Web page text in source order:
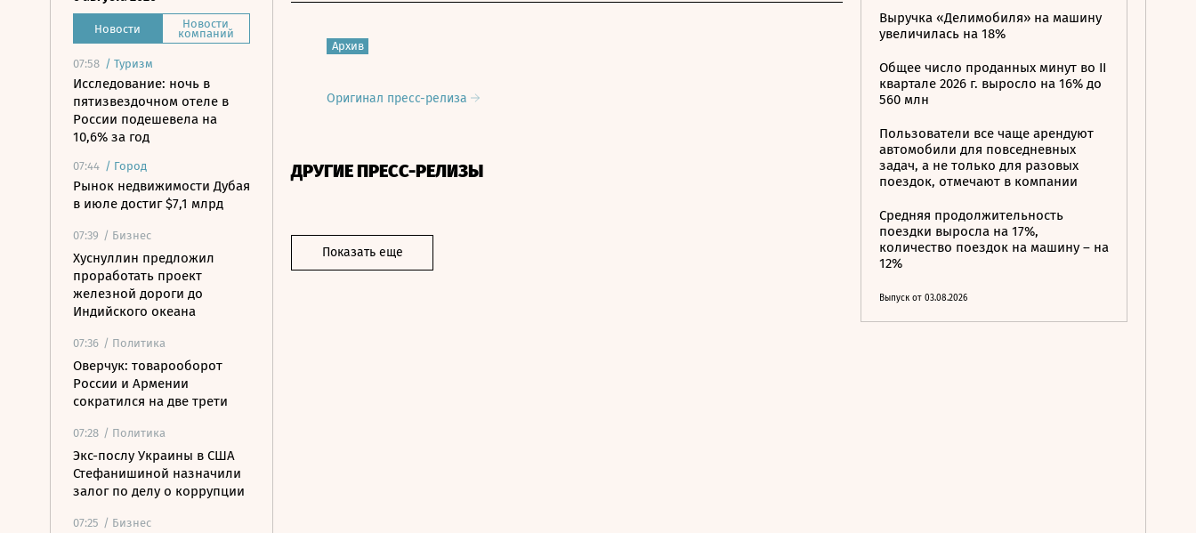
Новости Новости
компаний
07:58 / Туризм
Исследование: ночь в
пятизвездочном отеле в
России подешевела на
10,6% за год
07:44 / Город
Рынок недвижимости Дубая
в июле достиг $7,1 млрд
07:39 / Бизнес
Хуснуллин предложил
проработать проект
железной дороги до
Индийского океана
07:36 / Политика
Оверчук: товарооборот
России и Армении
сократился на две трети
07:28 / Политика
Экс-послу Украины в США
Стефанишиной назначили
залог по делу о коррупции
07:25 / Бизнес
Архив
Оригинал пресс-релиза
ДРУГИЕ ПРЕСС-РЕЛИЗЫ
Показать еще
Выручка «Делимобиля» на машину
увеличилась на 18%
Общее число проданных минут во II
квартале 2026 г. выросло на 16% до
560 млн
Пользователи все чаще арендуют
автомобили для повседневных
задач, а не только для разовых
поездок, отмечают в компании
Средняя продолжительность
поездки выросла на 17%,
количество поездок на машину – на
12%
Выпуск от 03.08.2026